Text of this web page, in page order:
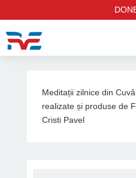
Meditații zilnice din
realizate și produse de
Cristi Pavel